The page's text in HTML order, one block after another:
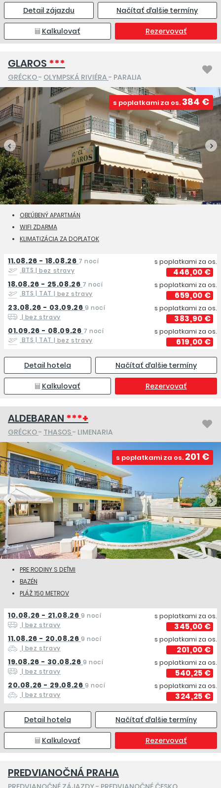
Detail zájazdu Načítať ďalšie termíny
Kalkulovať Rezervovať
GLAROS ***
GRÉCKO- OLYMPSKÁ RIVIÉRA - PARALIA
s poplatkami za os. 384 €
OBĽÚBENÝ APARTMÁN
WIFI ZDARMA
KLIMATIZÁCIA ZA DOPLATOK
11.08.26 - 18.08.26 7 nocí
BTS| bez stravy
s poplatkami za os.
446,00 €
18.08.26 - 25.08.26 7 nocí
BTS | TAT | bez stravy
s poplatkami za os.
659,00 €
23.08.26 - 03.09.26 9 nocí
| bez stravy
s poplatkami za os.
383,90 €
01.09.26 - 08.09.26 7 nocí
BTS | TAT | bez stravy
s poplatkami za os.
619,00 €
Detail hotela Načítať ďalšie termíny
Kalkulovať Rezervovať
ALDEBARAN ***+
GRÉCKO- THASOS- LIMENARIA
s poplatkami za os. 201 €
PRE RODINY S DEŤMI
BAZÉN
PLÁŽ 150 METROV
10.08.26 - 21.08.26 9 nocí
| bez stravy
s poplatkami za os.
345,00 €
11.08.26 - 20.08.26 9 nocí
| bez stravy
s poplatkami za os.
201,00 €
19.08.26 - 30.08.26 9 nocí
| bez stravy
s poplatkami za os.
540,25 €
20.08.26 - 29.08.26 9 nocí
| bez stravy
s poplatkami za os.
324,25 €
Detail hotela Načítať ďalšie termíny
Kalkulovať Rezervovať
PREDVIANOČNÁ PRAHA